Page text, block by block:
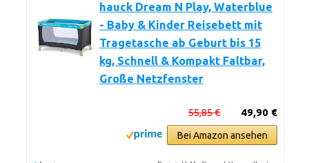
hauck Dream N Play, Waterblue
- Baby & Kinder Reisebett mit
Tragetasche ab Geburt bis 15
kg, Schnell & Kompakt Faltbar,
Große Netzfenster
49,90 €
55,85 €
Bei Amazon ansehen